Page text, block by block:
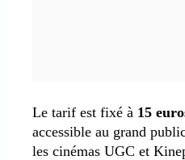
Le tarif est fixé à 15
accessible au grand
les cinémas UGC et